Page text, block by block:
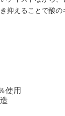
抑えることで酸
使用